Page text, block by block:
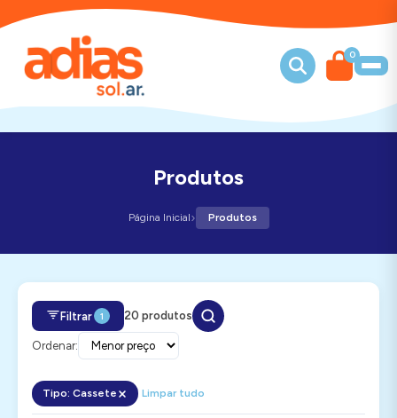
0
Produtos
Página Inicial› Produtos
Filtrar 1 20 produtos
Ordenar:
Tipo: Cassete Limpar tudo